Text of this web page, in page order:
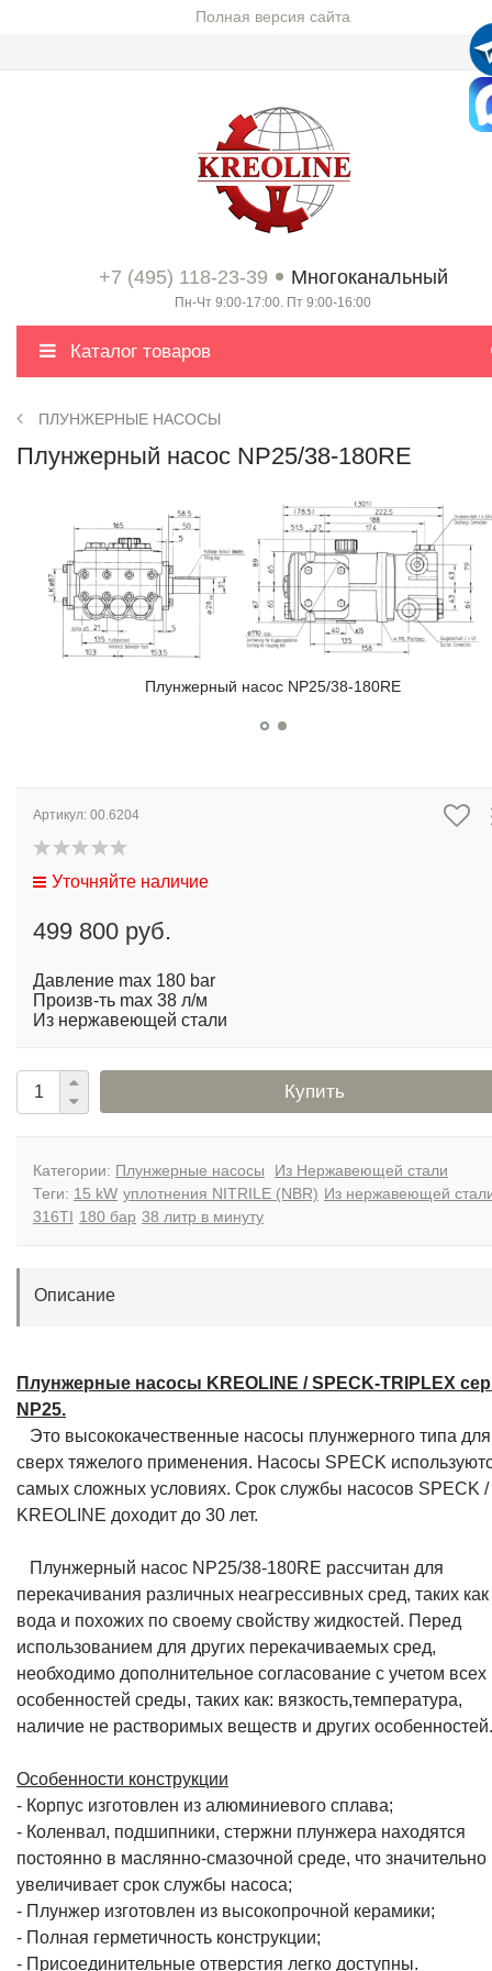
Полная версия сайта
+7 (495) 118-23-39 Многоканальный
Пн-Чт 9:00-17:00. Пт 9:00-16:00
Каталог товаров
ПЛУНЖЕРНЫЕ НАСОСЫ
Плунжерный насос NP25/38-180RE
Плунжерный насос NP25/38-180RE
Артикул: 00.6204
Уточняйте наличие
499 800 руб.
Давление max 180 bar
Произв-ть max 38 л/м
Из нержавеющей стали
Купить
Категории: Плунжерные насосы
Из Нержавеющей стали
Теги: 15 kW уплотнения NITRILE (NBR) Из нержавеющей
316TI 180 бар 38 литр в минуту
Описание
Плунжерные насосы KREOLINE / SPECK-TRIPLEX
NP25.
Это высококачественные насосы плунжерного типа для
сверх тяжелого применения. Насосы SPECK
самых сложных условиях. Срок службы насосов SPECK /
KREOLINE доходит до 30 лет.
Плунжерный насос NP25/38-180RE рассчитан для
перекачивания различных неагрессивных сред, таких как
вода и похожих по своему свойству жидкостей. Перед
использованием для других перекачиваемых сред,
необходимо дополнительное согласование с учетом всех
особенностей среды, таких как: вязкость,температура,
наличие не растворимых веществ и других особенностей.
Особенности конструкции
- Корпус изготовлен из алюминиевого сплава;
- Коленвал, подшипники, стержни плунжера находятся
постоянно в маслянно-смазочной среде, что значительно
увеличивает срок службы насоса;
- Плунжер изготовлен из высокопрочной керамики;
- Полная герметичность конструкции;
- Присоединительные отверстия легко доступны.